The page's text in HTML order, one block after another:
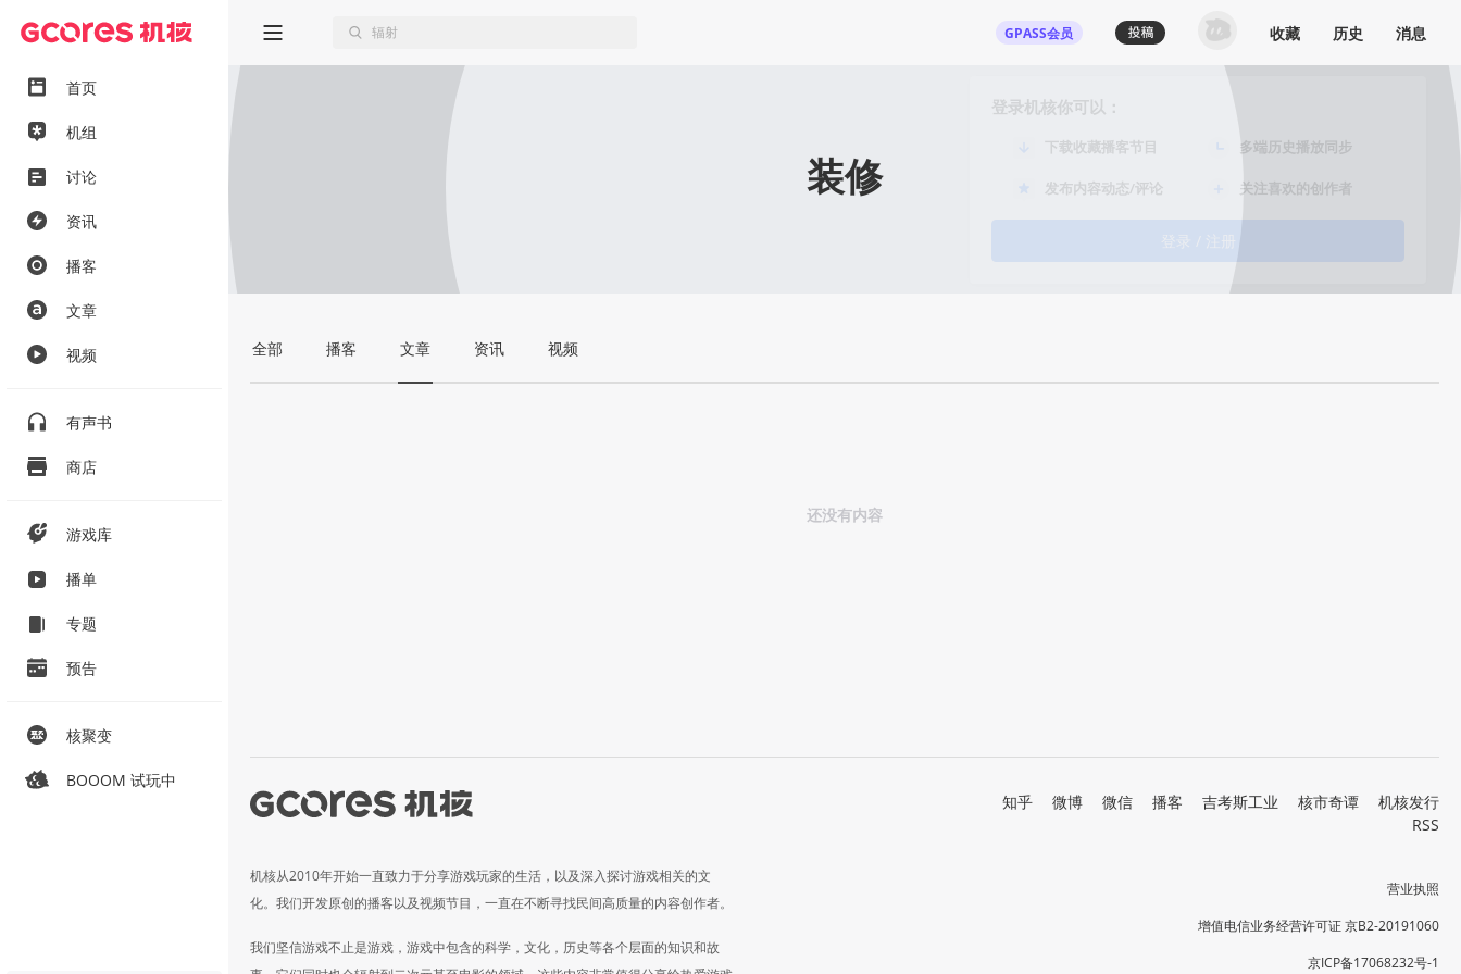
首页
机组
讨论
资讯
播客
文章
视频
有声书
商店
游戏库
播单
专题
预告
核聚变
BOOOM 试玩中
GPASS会员
登录机核你可以：
下载收藏播客节目 多端历史播放同步
发布内容动态/评论 关注喜欢的创作者
收藏 历史 消息
装修
全部 播客 文章 资讯 视频
还没有内容
机核从2010年开始一直致力于分享游戏玩家的生活，以及深入探讨游戏相关的文
化。我们开发原创的播客以及视频节目，一直在不断寻找民间高质量的内容创作者。
我们坚信游戏不止是游戏，游戏中包含的科学，文化，历史等各个层面的知识和故
知乎 微博 微信 播客 吉考斯工业 核市奇谭
机核发行
RSS
营业执照
增值电信业务经营许可证 京B2-20191060
京ICP备17068232号-1